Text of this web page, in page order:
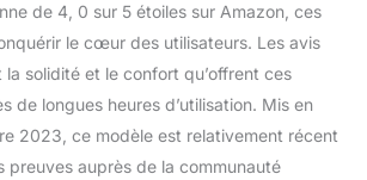
et l'écoulement de la
boue et de l'eau.
de 4, 0 sur 5 étoiles sur Amazon, ces
le cœur des utilisateurs. Les avis
la solidité et le confort qu’offrent ces
de longues heures d’utilisation. Mis en
2023, ce modèle est relativement récent
preuves auprès de la communauté